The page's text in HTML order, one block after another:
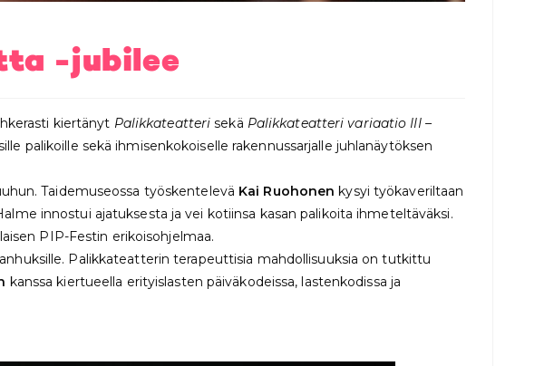
-jubilee
kiertänyt Palikkateatterisekä Palikkateatteri variaatio III –
palikoille sekä ihmisenkokoiselle rakennussarjalle juhlanäytöksen
Taidemuseossa työskentelevä Kai Ruohonen kysyi työkaveriltaan
innostui ajatuksesta ja vei kotiinsa kasan palikoita ihmeteltäväksi.
PIP-Festin erikoisohjelmaa.
Palikkateatterin terapeuttisia mahdollisuuksia on tutkittu
kanssa kiertueella erityislasten päiväkodeissa, lastenkodissa ja